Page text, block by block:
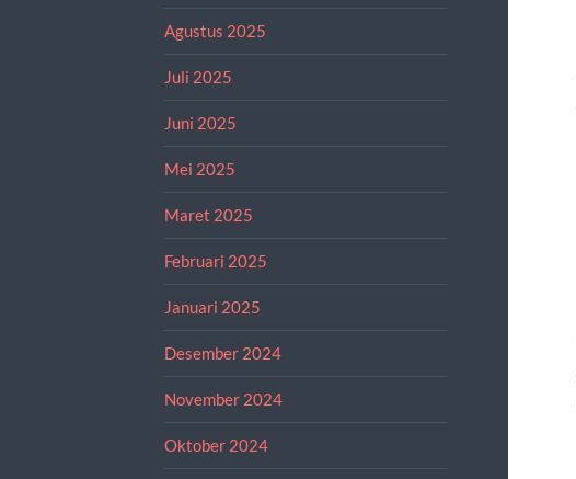
Agustus 2025
Juli 2025
Juni 2025
Mei 2025
Maret 2025
Februari 2025
Januari 2025
Desember 2024
November 2024
Oktober 2024